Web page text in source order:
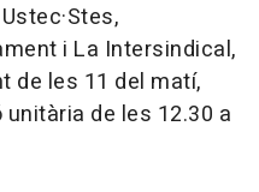
i La Intersindical,
de les 11 del matí,
de les 12.30 a